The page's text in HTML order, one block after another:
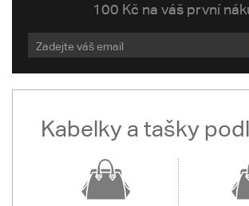
100 Kč na váš první
Kabelky a tašky